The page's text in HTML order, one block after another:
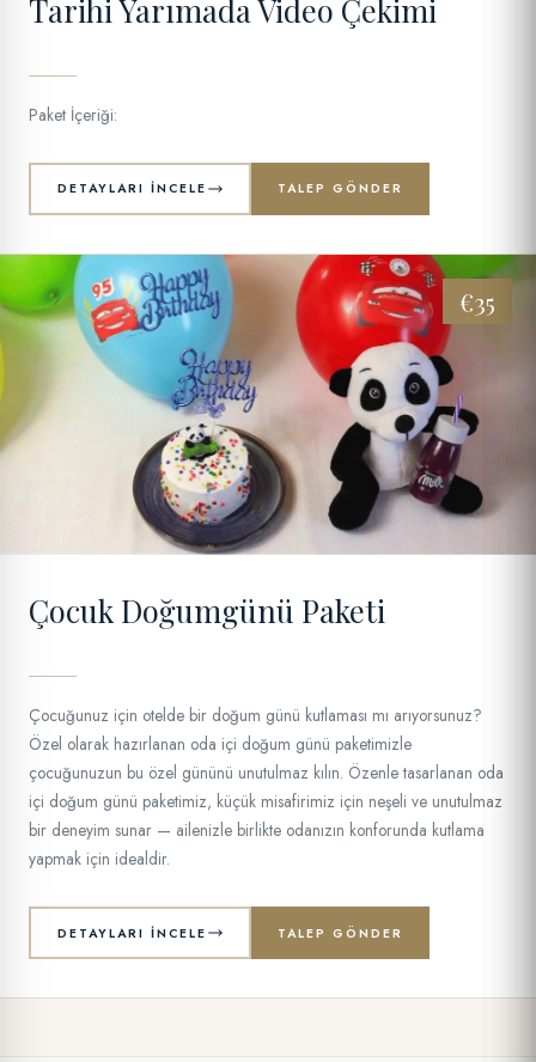
Tarihi Yarımada Video Çekimi
Paket İçeriği:
DETAYLARI İNCELE TALEP GÖNDER
€35
Çocuk Doğumgünü Paketi
Çocuğunuz için otelde bir doğum günü kutlaması mı arıyorsunuz?
Özel olarak hazırlanan oda içi doğum günü paketimizle
çocuğunuzun bu özel gününü unutulmaz kılın. Özenle tasarlanan oda
içi doğum günü paketimiz, küçük misafirimiz için neşeli ve unutulmaz
bir deneyim sunar — ailenizle birlikte odanızın konforunda kutlama
yapmak için idealdir.
DETAYLARI İNCELE TALEP GÖNDER